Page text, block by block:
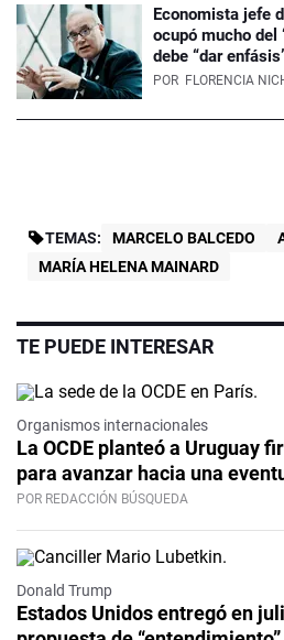
Economista jefe
ocupó mucho del
debe “dar
POR FLORENCIA
TEMAS: MARCELO BALCEDO
MARÍA HELENA MAINARD
TE PUEDE INTERESAR
Organismos internacionales
La OCDE planteó a Uruguay
para avanzar hacia una
POR REDACCIÓN BÚSQUEDA
Donald Trump
Estados Unidos entregó en